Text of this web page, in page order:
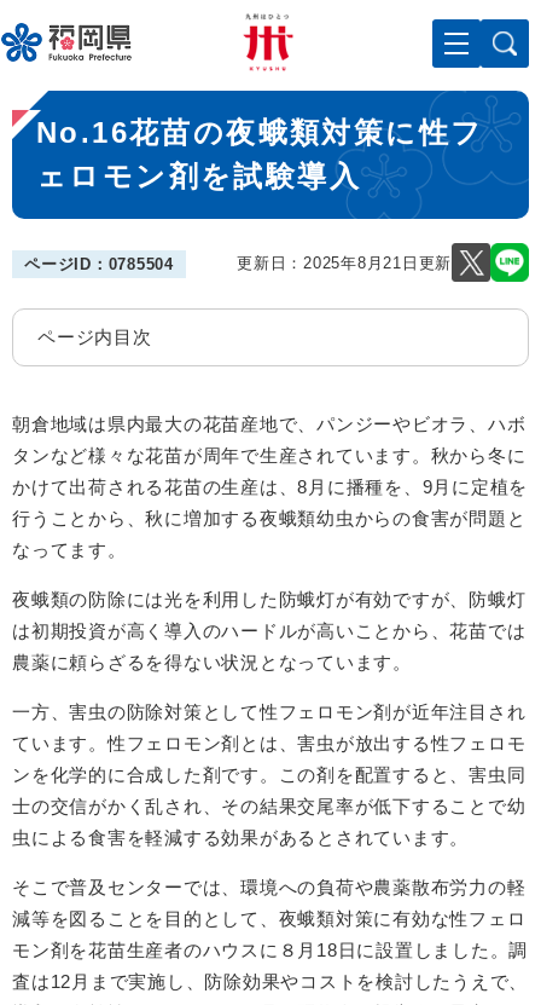
ー
ジ
先
頭
。
メニューを飛ばして本文へ
本
文
No.16花苗の夜蛾類対策に性フ
ェロモン剤を試験導入
ページID：0785504 更新日：2025年8月21日更新
ページ内目次
朝倉地域は県内最大の花苗産地で、パンジーやビオラ、ハボ
タンなど様々な花苗が周年で生産されています。秋から冬に
かけて出荷される花苗の生産は、8月に播種を、9月に定植を
行うことから、秋に増加する夜蛾類幼虫からの食害が問題と
なってます。
夜蛾類の防除には光を利用した防蛾灯が有効ですが、防蛾灯
は初期投資が高く導入のハードルが高いことから、花苗では
農薬に頼らざるを得ない状況となっています。
一方、害虫の防除対策として性フェロモン剤が近年注目され
ています。性フェロモン剤とは、害虫が放出する性フェロモ
ンを化学的に合成した剤です。この剤を配置すると、害虫同
士の交信がかく乱され、その結果交尾率が低下することで幼
虫による食害を軽減する効果があるとされています。
そこで普及センターでは、環境への負荷や農薬散布労力の軽
減等を図ることを目的として、夜蛾類対策に有効な性フェロ
モン剤を花苗生産者のハウスに８月18日に設置しました。調
査は12月まで実施し、防除効果やコストを検討したうえで、